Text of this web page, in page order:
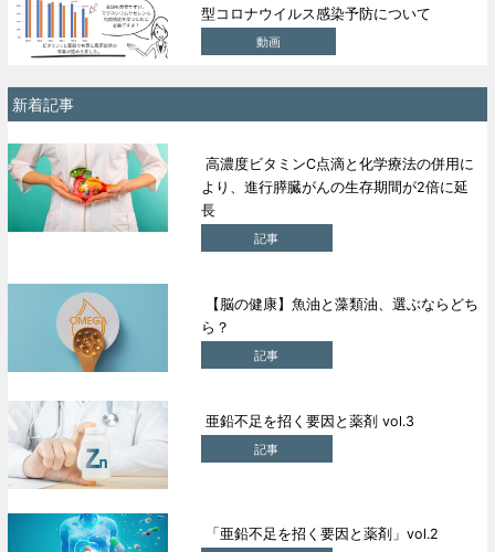
型コロナウイルス感染予防について
動画
新着記事
高濃度ビタミンC点滴と化学療法の併用に
より、進行膵臓がんの生存期間が2倍に延
長
記事
【脳の健康】魚油と藻類油、選ぶならどち
ら？
記事
亜鉛不足を招く要因と薬剤 vol.3
記事
「亜鉛不足を招く要因と薬剤」vol.2